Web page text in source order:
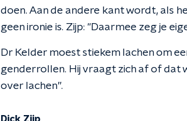
doen. Aan de andere kant wordt, als
geen ironie is. Zijp: "Daarmee zeg je
Dr Kelder moest stiekem lachen om
genderrollen. Hij vraagt zich af of dat
over lachen”.